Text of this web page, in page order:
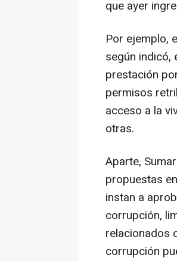
que ayer
Por ejemplo,
según indicó,
prestación
permisos
acceso a la
otras.
Aparte,
propuestas
instan a
corrupción,
relacionados
corrupción